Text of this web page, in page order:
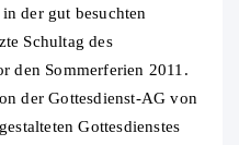
der gut besuchten
Schultag des
den Sommerferien 2011.
der Gottesdienst-AG von
Gottesdienstes